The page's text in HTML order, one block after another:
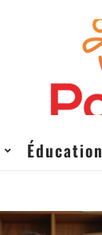
Éducation